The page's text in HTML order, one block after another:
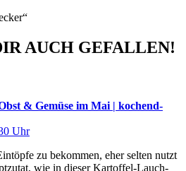
AUCH GEFALLEN!
& Gemüse im Mai | kochend-
Uhr
zu bekommen, eher selten nutzt
wie in dieser Kartoffel-Lauch-